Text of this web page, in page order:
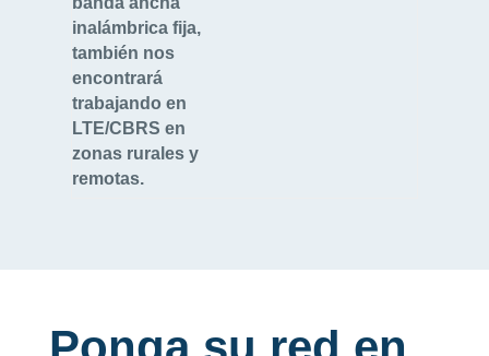
inalámbrica fija,
también nos
encontrará
trabajando en
LTE/CBRS en
zonas rurales y
remotas.